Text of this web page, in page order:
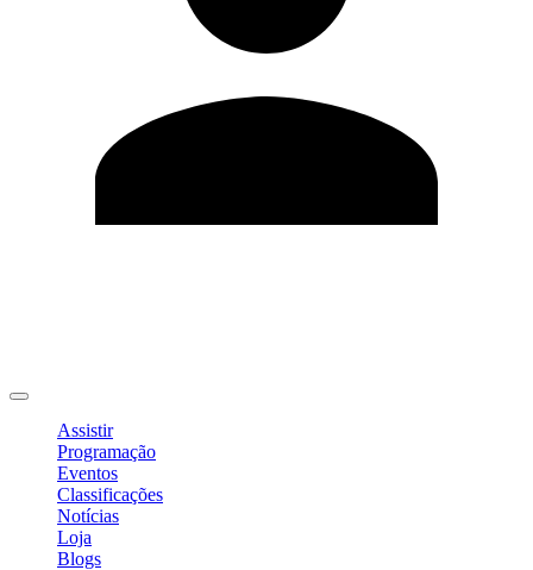
Assistir
Programação
Eventos
Classificações
Notícias
Loja
Blogs